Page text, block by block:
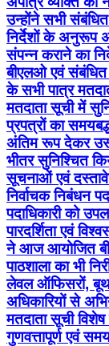
उन्होंने सभी संबंधित
निर्देशों के अनुरूप
संपन्न कराने का
बीएलओ एवं संबंधित
के सभी पात्र
मतदाता सूची में
प्रपत्रों का
अंतिम रूप देकर
भीतर सुनिश्चित
सूचनाओं एवं
निर्वाचक निबंधन
पदाधिकारी को
पारदर्शिता एवं
ने आज आयोजित
पाठशाला का भी
लेवल ऑफिसरों,
अधिकारियों से
मतदाता सूची
गुणवत्तापूर्ण एवं